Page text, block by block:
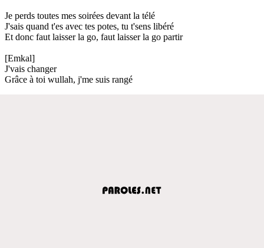
Je perds toutes mes soirées devant la télé
J'sais quand t'es avec tes potes, tu t'sens libéré
Et donc faut laisser la go, faut laisser la go partir
[Emkal]
J'vais changer
Grâce à toi wullah, j'me suis rangé